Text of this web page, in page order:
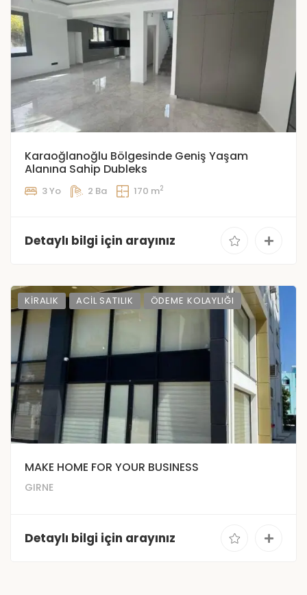
Karaoğlanoğlu Bölgesinde Geniş Yaşam
Alanına Sahip Dubleks
3 Yo 2 Ba 170 m2
Detaylı bilgi için arayınız
KIRALIK ACIL SATILIK ÖDEME KOLAYLIĞI
MAKE HOME FOR YOUR BUSINESS
GIRNE
Detaylı bilgi için arayınız